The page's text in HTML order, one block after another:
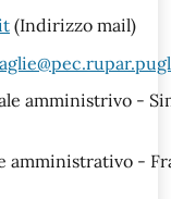
(Indirizzo mail)
amministrivo -
amministrativo -